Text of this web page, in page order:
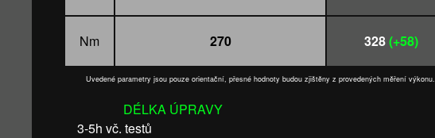
Nm 270 328(+58)
Uvedené parametry jsou pouze orientační, přesné hodnoty budou zjištěny z provedených měření výkonu.
DÉLKA ÚPRAVY
3-5h vč. testů